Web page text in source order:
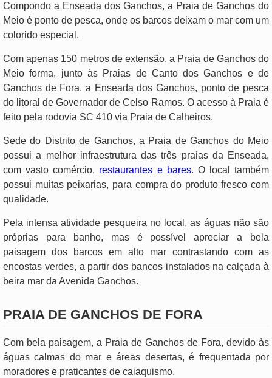
Compondo a Enseada dos Ganchos, a Praia de Ganchos do
Meio é ponto de pesca, onde os barcos deixam o mar com um
colorido especial.
Com apenas 150 metros de extensão, a Praia de Ganchos do
Meio forma, junto às Praias de Canto dos Ganchos e de
Ganchos de Fora, a Enseada dos Ganchos, ponto de pesca
do litoral de Governador de Celso Ramos. O acesso à Praia é
feito pela rodovia SC 410 via Praia de Calheiros.
Sede do Distrito de Ganchos, a Praia de Ganchos do Meio
possui a melhor infraestrutura das três praias da Enseada,
com vasto comércio, restaurantes e bares. O local também
possui muitas peixarias, para compra do produto fresco com
qualidade.
Pela intensa atividade pesqueira no local, as águas não são
próprias para banho, mas é possível apreciar a bela
paisagem dos barcos em alto mar contrastando com as
encostas verdes, a partir dos bancos instalados na calçada à
beira mar da Avenida Ganchos.
PRAIA DE GANCHOS DE FORA
Com bela paisagem, a Praia de Ganchos de Fora, devido às
águas calmas do mar e áreas desertas, é frequentada por
moradores e praticantes de caiaquismo.